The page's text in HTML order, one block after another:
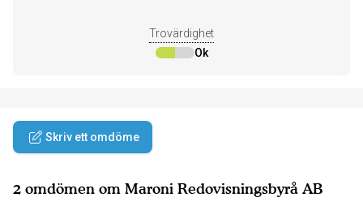
Trovärdighet
Ok
Skriv ett omdöme
2 omdömen om Maroni Redovisningsbyrå AB